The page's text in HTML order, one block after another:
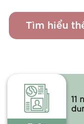
Tìm hiểu
11